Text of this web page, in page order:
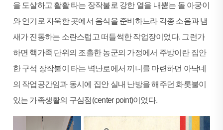
을 도살하고 활활 타는 장작불로 강한 열을 내뿜는 돌 아궁이
와 연기로 자욱한 곳에서 음식을 준비하느라 각종 소음과 냄
새가 진동하는 소란스럽고 떠들썩한 작업장이었다. 그런가
하면 핵가족 단위의 조촐한 농군의 가정에서 주방이란 집안
한 구석 장작불이 타는 벽난로에서 끼니를 마련하던 아낙네
의 작업공간임과 동시에 집안 실내 난방을 해주던 화롯불이
있는 가족생활의 구심점(center point)이었다.